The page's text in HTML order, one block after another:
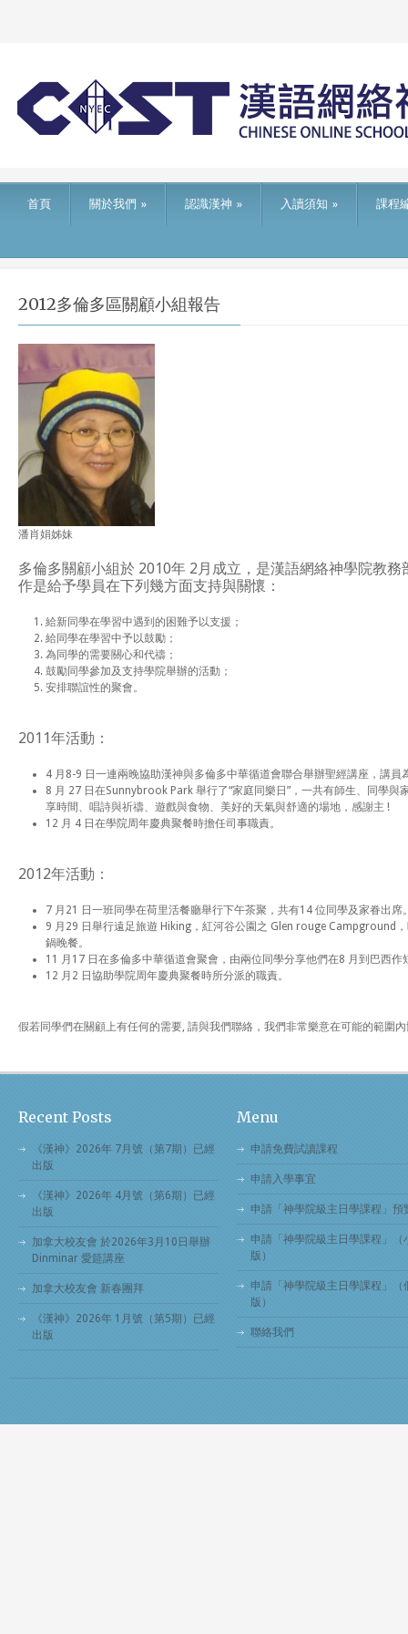
首頁 關於我們 » 認識漢神 » 入讀須知 » 課程
2012多倫多區關顧小組報告
潘肖娟姊妹
多倫多關顧小組於 2010年 2月成立，是漢語網絡神學院教
作是給予學員在下列幾方面支持與關懷：
給新同學在學習中遇到的困難予以支援；
給同學在學習中予以鼓勵；
為同學的需要關心和代禱；
鼓勵同學參加及支持學院舉辦的活動；
安排聯誼性的聚會。
2011年活動：
4 月8-9 日一連兩晚協助漢神與多倫多中華循道會聯合舉辦聖經講座，講員
8 月 27 日在Sunnybrook Park 舉行了“家庭同樂日”，一共有師生、同學與
享時間、唱詩與祈禱、遊戲與食物、美好的天氣與舒適的場地，感謝主 !
12 月 4 日在學院周年慶典聚餐時擔任司事職責。
2012年活動：
7 月21 日一班同學在荷里活餐廳舉行下午茶聚，共有14 位同學及家眷出席
9 月29 日舉行遠足旅遊 Hiking，紅河谷公園之 Glen rouge Campground
鍋晚餐。
11 月17 日在多倫多中華循道會聚會，由兩位同學分享他們在8 月到巴西作
12 月2 日協助學院周年慶典聚餐時所分派的職責。
假若同學們在關顧上有任何的需要, 請與我們聯絡，我們非常樂意在可能的範圍
Recent Posts
《漢神》2026年 7月號（第7期）已經
出版
《漢神》2026年 4月號（第6期）已經
出版
加拿大校友會 於2026年3月10日舉辦
Dinminar 愛筵講座
加拿大校友會 新春團拜
《漢神》2026年 1月號（第5期）已經
出版
Menu
申請免費試讀課程
申請入學事宜
申請「神學院級主日學課程」預
申請「神學院級主日學課程」（
版）
申請「神學院級主日學課程」（
版）
聯絡我們